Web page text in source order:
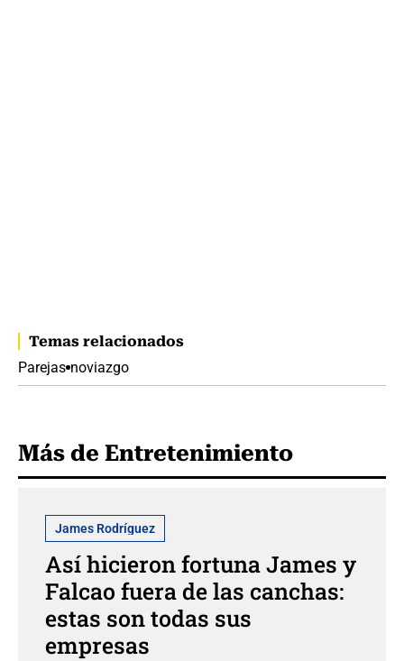
Temas relacionados
Parejas noviazgo
Más de Entretenimiento
James Rodríguez
Así hicieron fortuna James y
Falcao fuera de las canchas:
estas son todas sus
empresas